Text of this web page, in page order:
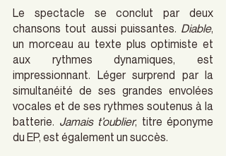
Le spectacle se conclut par deux
chansons tout aussi puissantes. Diable,
un morceau au texte plus optimiste et
aux rythmes dynamiques, est
impressionnant. Léger surprend par la
simultanéité de ses grandes envolées
vocales et de ses rythmes soutenus à la
batterie. Jamais t’oublier, titre éponyme
du EP, est également un succès.